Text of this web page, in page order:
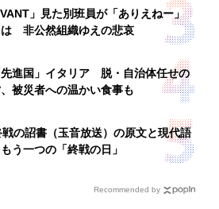
」見た別班員が「ありえねー」
は 非公然組織ゆえの悲哀
先進国」イタリア 脱・自治体任せの
被災者への温かい食事も
の詔書（玉音放送）の原文と現代語
う一つの「終戦の日」
Recommended by